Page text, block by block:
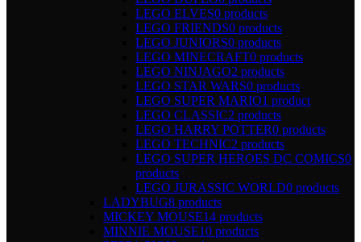
LEGO ELVES0 products
LEGO FRIENDS0 products
LEGO JUNIORS0 products
LEGO MINECRAFT0 products
LEGO NINJAGO2 products
LEGO STAR WARS0 products
LEGO SUPER MARIO1 product
LEGO CLASSIC2 products
LEGO HARRY POTTER0 products
LEGO TECHNIC2 products
LEGO SUPER HEROES DC COMICS0
products
LEGO JURASSIC WORLD0 products
LADYBUG8 products
MICKEY MOUSE14 products
MINNIE MOUSE10 products